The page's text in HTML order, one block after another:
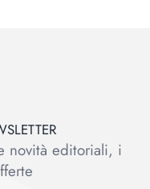
novità editoriali, i